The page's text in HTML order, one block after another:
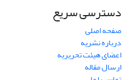
دسترسی سریع
صفحه اصلی
درباره نشریه
اعضای هیئت تحریریه
ارسال مقاله